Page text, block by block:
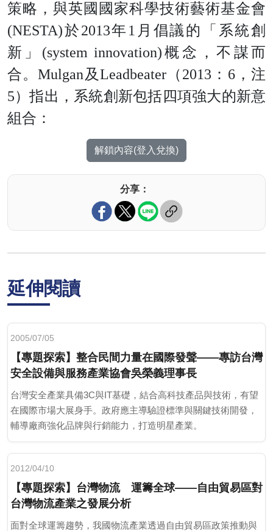
策略，與英國國家科學技術藝術基金會
(NESTA)於2013年 1 月倡議的「系統創
新 」 (system innovation)概念，不謀而
合。Mulgan及Leadbeater（2013 ： 6，注
5）指出，系統創新包括四項強大的新意
組合：
解鎖內容(登入兌換)
分享：
延伸閱讀
2005/07/05
【專題探索】整合民間力量在國際發聲——專訪台灣
安全設備與服務產業協會吳榮義理事長
台灣安全產業具備3C與IT基礎，結合高科技產品與技術，有望
在國際市場大展身手。政府應主導驗證標準與關鍵技術開發，
輔導廠商強化品牌與行銷能力，打造明星產業。
2012/04/10
【專題探索】台灣物流 運籌全球——自由貿易區對
台灣物流產業之發展分析
面對全球運籌趨勢，我國物流產業透過自由貿易區政策推動與